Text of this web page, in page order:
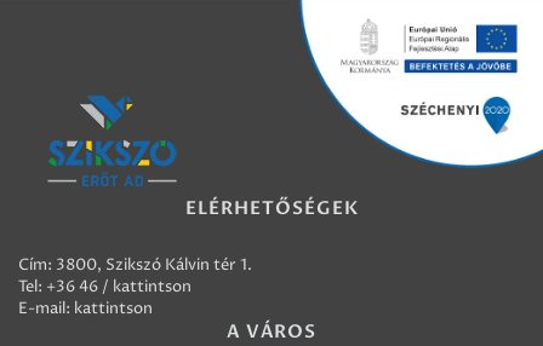
ELÉRHETŐSÉGEK
Cím: 3800, Szikszó Kálvin tér 1.
Tel: +36 46 / kattintson
E-mail: kattintson
A VÁROS